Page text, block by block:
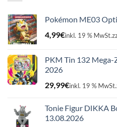
Pokémon ME03
4,99€inkl. 19 % MwSt.
PKM Tin 132 Mega-
2026
29,99€inkl. 19 % MwSt.
Tonie Figur DIKKA
13.08.2026